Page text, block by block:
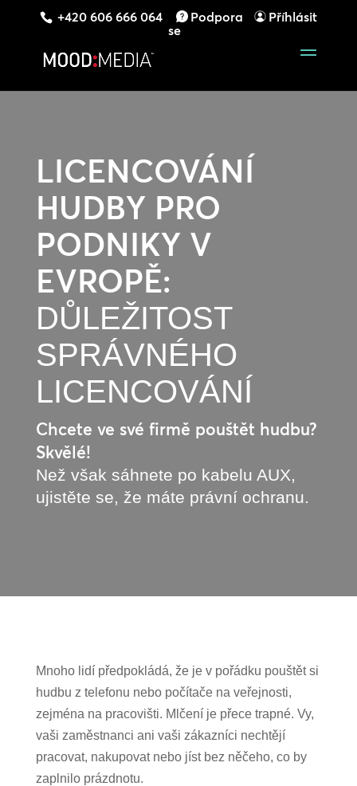
+420 606 666 064 Podpora
Příhlásit
se
LICENCOVÁNÍ
HUDBY PRO
PODNIKY V
EVROPĚ:
DŮLEŽITOST
SPRÁVNÉHO
LICENCOVÁNÍ
Chcete ve své firmě pouštět hudbu?
Skvělé!
Než však sáhnete po kabelu AUX,
ujistěte se, že máte právní ochranu.
Mnoho lidí předpokládá, že je v pořádku pouštět si
hudbu z telefonu nebo počítače na veřejnosti,
zejména na pracovišti. Mlčení je přece trapné. Vy,
vaši zaměstnanci ani vaši zákazníci nechtějí
pracovat, nakupovat nebo jíst bez něčeho, co by
zaplnilo prázdnotu.